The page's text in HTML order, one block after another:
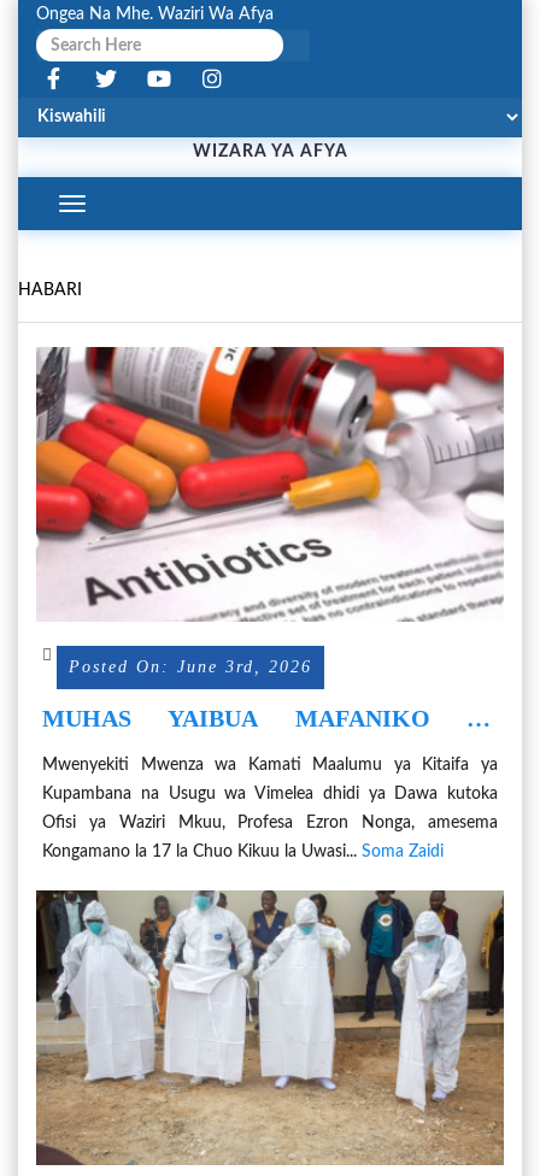
Ongea Na Mhe. Waziri Wa Afya
WIZARA YA AFYA
Toggle
Navigation
HABARI
Posted On: June 3rd, 2026
MUHAS YAIBUA MAFANIKO YA
DHIDI YA DAWA KWA
BINADAMU,WANYAMA
Mwenyekiti Mwenza wa Kamati Maalumu ya Kitaifa ya
Kupambana na Usugu wa Vimelea dhidi ya Dawa kutoka
Ofisi ya Waziri Mkuu, Profesa Ezron Nonga, amesema
Kongamano la 17 la Chuo Kikuu la Uwasi... Soma Zaidi